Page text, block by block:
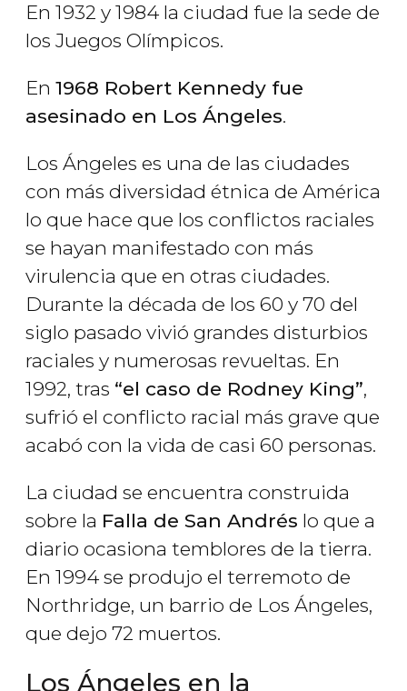
En 1932 y 1984 la ciudad fue la sede de
los Juegos Olímpicos.
En 1968 Robert Kennedy fue
asesinado en Los Ángeles.
Los Ángeles es una de las ciudades
con más diversidad étnica de América
lo que hace que los conflictos raciales
se hayan manifestado con más
virulencia que en otras ciudades.
Durante la década de los 60 y 70 del
siglo pasado vivió grandes disturbios
raciales y numerosas revueltas. En
1992, tras “el caso de Rodney King”,
sufrió el conflicto racial más grave que
acabó con la vida de casi 60 personas.
La ciudad se encuentra construida
sobre la Falla de San Andrés lo que a
diario ocasiona temblores de la tierra.
En 1994 se produjo el terremoto de
Northridge, un barrio de Los Ángeles,
que dejo 72 muertos.
Los Ángeles en la